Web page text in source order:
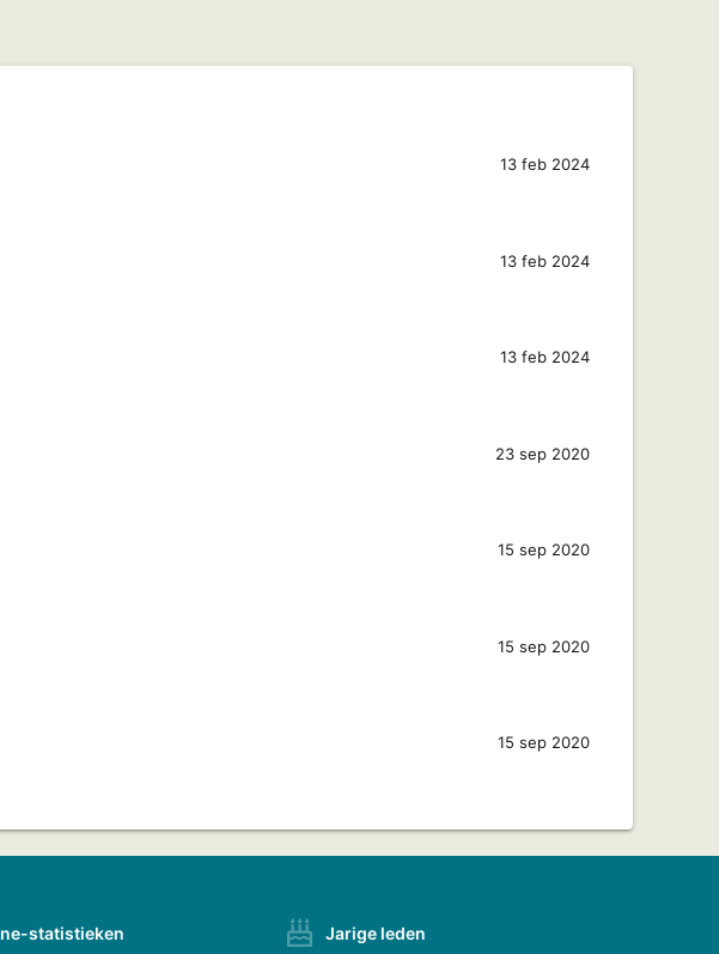
13 feb 2024
13 feb 2024
13 feb 2024
23 sep 2020
15 sep 2020
15 sep 2020
15 sep 2020
statistieken Jarige leden